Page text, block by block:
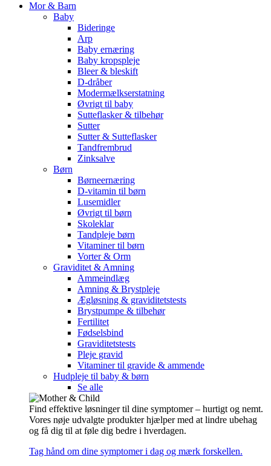
Mor & Barn
Baby
Bideringe
Arp
Baby ernæring
Baby kropspleje
Bleer & bleskift
D-dråber
Modermælkserstatning
Øvrigt til baby
Sutteflasker & tilbehør
Sutter
Sutter & Sutteflasker
Tandfrembrud
Zinksalve
Børn
Børneernæring
D-vitamin til børn
Lusemidler
Øvrigt til børn
Skoleklar
Tandpleje børn
Vitaminer til børn
Vorter & Orm
Graviditet & Amning
Ammeindlæg
Amning & Brystpleje
Ægløsning & graviditetstests
Brystpumpe & tilbehør
Fertilitet
Fødselsbind
Graviditetstests
Pleje gravid
Vitaminer til gravide & ammende
Hudpleje til baby & børn
Se alle
Find effektive løsninger til dine symptomer – hurtigt og nemt.
Vores nøje udvalgte produkter hjælper med at lindre ubehag
og få dig til at føle dig bedre i hverdagen.
Tag hånd om dine symptomer i dag og mærk forskellen.